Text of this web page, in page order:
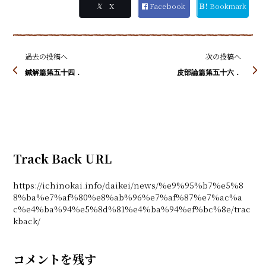
𝕏 X Facebook Ｂ! Bookmark
過去の投稿へ
鍼解篇第五十四．
次の投稿へ
皮部論篇第五十六．
Track Back URL
https://ichinokai.info/daikei/news/%e9%95%b7%e5%8
8%ba%e7%af%80%e8%ab%96%e7%af%87%e7%ac%a
c%e4%ba%94%e5%8d%81%e4%ba%94%ef%bc%8e/trac
kback/
コメントを残す